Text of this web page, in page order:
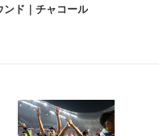
ド｜チャコール
クト 約105度ロッキング
USB Type-C・ホワイト
枚